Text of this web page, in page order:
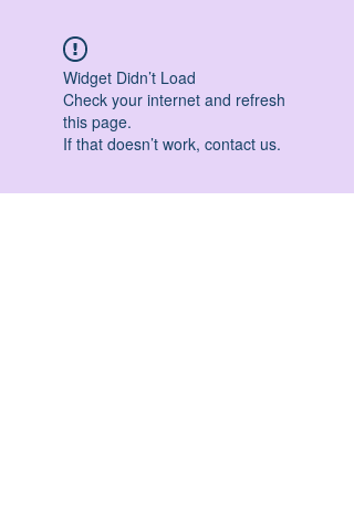
Widget Didn’t Load
Check your internet and refresh
this page.
If that doesn’t work, contact us.